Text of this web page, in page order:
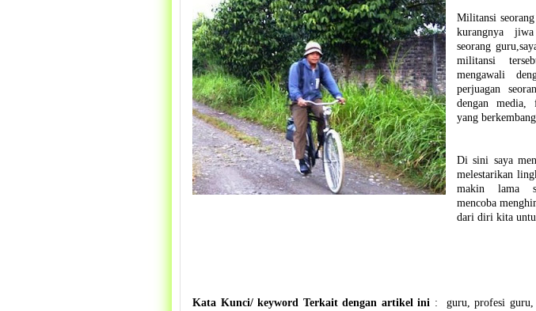
Militansi
kurangnya
seorang
militansi
mengawali
perjuagan
dengan media,
yang berkembang.
Di sini saya
melestarikan
makin lama
mencoba
dari diri kita
Kata Kunci/ keyword Terkait dengan artikel ini : guru, profesi guru,